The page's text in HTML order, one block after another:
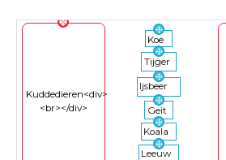
Kuddedieren<div>
<br></div>
Koe
Tijger
Ijsbeer
Geit
Koala
Leeuw